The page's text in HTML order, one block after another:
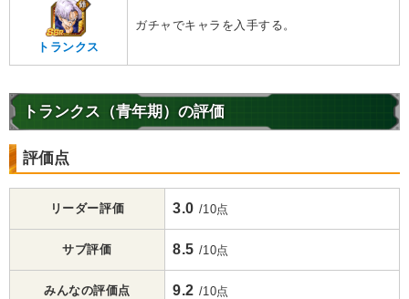
トランクス
ガチャでキャラを入手する。
トランクス（青年期）の評価
評価点
リーダー評価 3.0 /10点
サブ評価 8.5 /10点
みんなの評価点 9.2 /10点